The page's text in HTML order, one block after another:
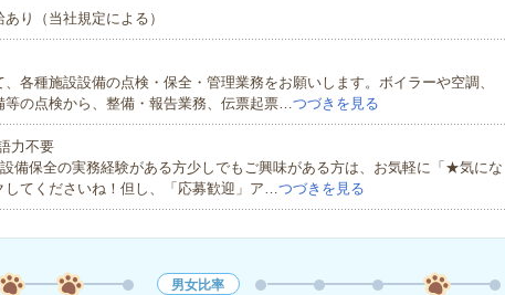
り（当社規定による）
各種施設設備の点検・保全・管理業務をお願いします。ボイラーや空調、
等の点検から、整備・報告業務、伝票起票…つづきを見る
力不要
備保全の実務経験がある方少しでもご興味がある方は、お気軽に「★気にな
してくださいね！但し、「応募歓迎」ア…つづきを見る
男女比率